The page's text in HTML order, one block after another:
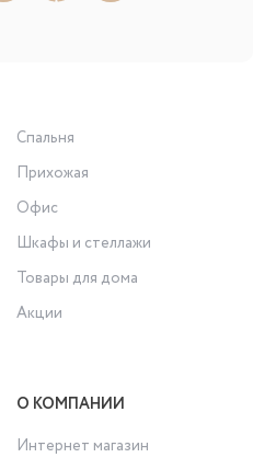
Спальня
Прихожая
Офис
Шкафы и стеллажи
Товары для дома
Акции
О КОМПАНИИ
Интернет магазин